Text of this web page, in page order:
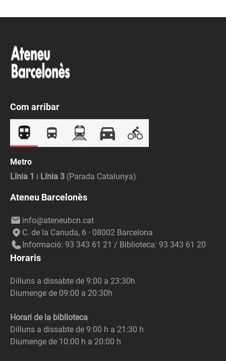
Com arribar
Metro
Línia 1 i Línia 3 (Parada Catalunya)
Ateneu Barcelonès
info@ateneubcn.cat
C. de la Canuda, 6 · 08002 Barcelona
Informació: 93 343 61 21 / Biblioteca: 93 343 61 20
Horaris
Dilluns a dissabte de 9:00 a 23:30h
Diumenge de 09:00 a 20:30h
Horari de la biblioteca
Dilluns a dissabte de 9:00 h a 21:30 h
Diumenge de 10:00 h a 20:00 h